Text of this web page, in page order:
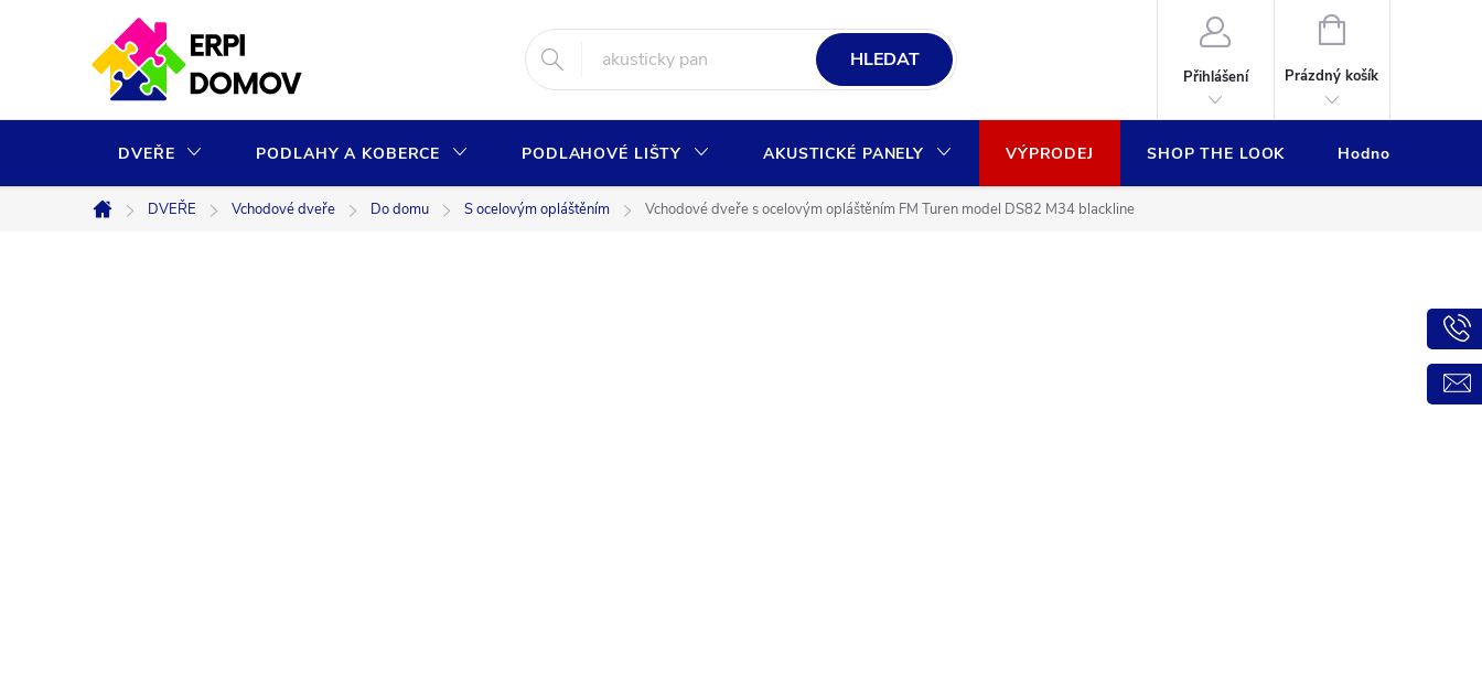
HLEDAT
Přihlášení
NÁKUPNÍ
Prázdný košík
DVEŘE PODLAHY A KOBERCE PODLAHOVÉ LIŠTY AKUSTICKÉ PANELY VÝPRODEJ SHOP THE LOOK Hodnocení
Domů
DVEŘE Vchodové dveře Do domu S ocelovým opláštěním Vchodové dveře s ocelovým opláštěním FM Turen model DS82 M34 blackline